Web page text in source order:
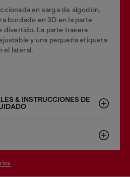
en sarga de algodón,
bordado en 3D en la parte
divertido. La parte trasera
y una pequeña etiqueta
el lateral.
& INSTRUCCIONES DE